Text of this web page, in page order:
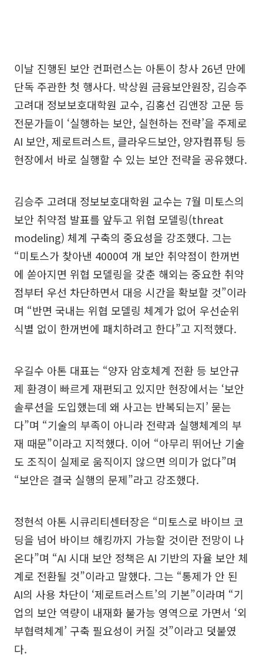
이날 진행된 보안 컨퍼런스는 아톤이 창사 26년 만에
단독 주관한 첫 행사다. 박상원 금융보안원장, 김승주
고려대 정보보호대학원 교수, 김홍선 김앤장 고문 등
전문가들이 ‘실행하는 보안, 실현하는 전략’을 주제로
AI 보안, 제로트러스트, 클라우드보안, 양자컴퓨팅 등
현장에서 바로 실행할 수 있는 보안 전략을 공유했다.
김승주 고려대 정보보호대학원 교수는 7월 미토스의
보안 취약점 발표를 앞두고 위협 모델링(threat
modeling) 체계 구축의 중요성을 강조했다. 그는
“미토스가 찾아낸 4000여 개 보안 취약점이 한꺼번
에 쏟아지면 위협 모델링을 갖춘 해외는 중요한 취약
점부터 우선 차단하면서 대응 시간을 확보할 것”이라
며 “반면 국내는 위협 모델링 체계가 없어 우선순위
식별 없이 한꺼번에 패치하려고 한다”고 지적했다.
우길수 아톤 대표는 “양자 암호체계 전환 등 보안규
제 환경이 빠르게 재편되고 있지만 현장에서는 ‘보안
솔루션을 도입했는데 왜 사고는 반복되는지’ 묻는
다”며 “기술의 부족이 아니라 전략과 실행체계의 부
재 때문”이라고 지적했다. 이어 “아무리 뛰어난 기술
도 조직이 실제로 움직이지 않으면 의미가 없다”며
“보안은 결국 실행의 문제”라고 강조했다.
정현석 아톤 시큐리티센터장은 “미토스로 바이브 코
딩을 넘어 바이브 해킹까지 가능할 것이란 전망이 나
온다”며 “AI 시대 보안 정책은 AI 기반의 자율 보안 체
계로 전환될 것”이라고 말했다. 그는 “통제가 안 된
AI의 사용 차단이 ‘제로트러스트’의 기본”이라며 “기
업의 보안 역량이 내재화 불가능 영역으로 가면서 ‘외
부협력체계’ 구축 필요성이 커질 것”이라고 덧붙였
다.